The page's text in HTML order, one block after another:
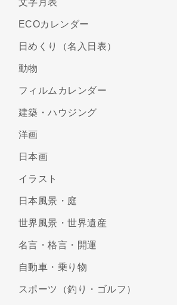
ECOカレンダー
日めくり（名入日表）
動物
フィルムカレンダー
建築・ハウジング
洋画
日本画
イラスト
日本風景・庭
世界風景・世界遺産
名言・格言・開運
自動車・乗り物
スポーツ（釣り・ゴルフ）